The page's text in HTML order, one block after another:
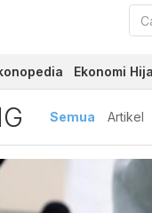
Ekonomi
Semua Artikel